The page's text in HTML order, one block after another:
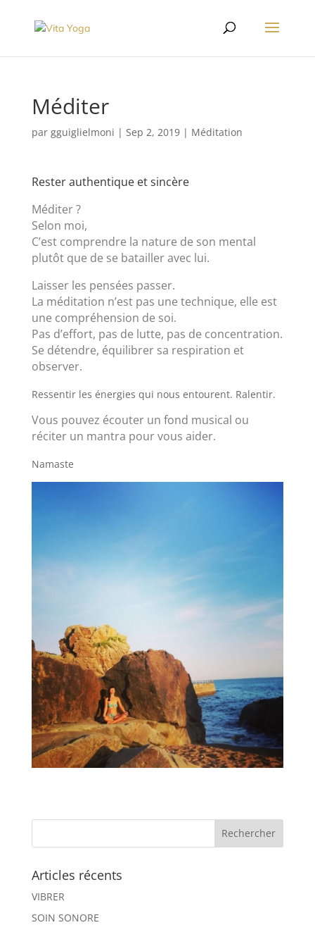
Méditer
par gguiglielmoni | Sep 2, 2019| Méditation
Rester authentique et sincère
Méditer ?
Selon moi,
C’est comprendre la nature de son mental
plutôt que de se batailler avec lui.
Laisser les pensées passer.
La méditation n’est pas une technique, elle est
une compréhension de soi.
Pas d’effort, pas de lutte, pas de concentration.
Se détendre, équilibrer sa respiration et
observer.
Ressentir les énergies qui nous entourent. Ralentir.
Vous pouvez écouter un fond musical ou
réciter un mantra pour vous aider.
Namaste
Articles récents
VIBRER
SOIN SONORE